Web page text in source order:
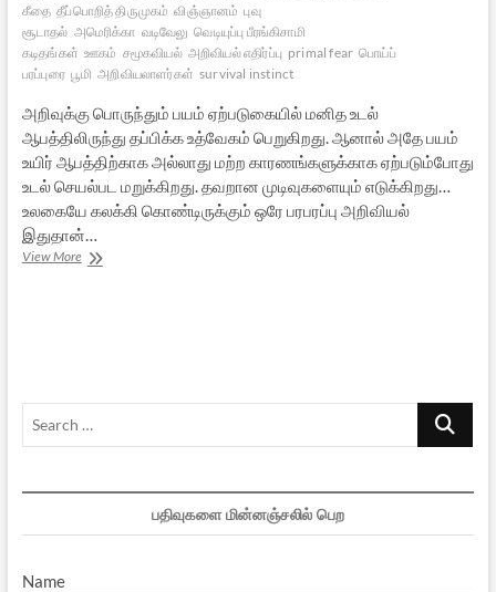
கீதை தீப்பொறித் திருமுகம் விஞ்ஞானம் புவு
சூடாதல் அமெரிக்கா வடிவேலு வெடியுப்பு பீரங்கிசாமி
கடிதங்கள் ஊகம் சமூகவியல் அறிவியல் எதிர்ப்பு primal fear பொய்ப்
பரப்புரை பூமி அறிவியலாளர்கள் survival instinct
அறிவுக்கு பொருந்தும் பயம் ஏற்படுகையில் மனித உடல்
ஆபத்திலிருந்து தப்பிக்க உத்வேகம் பெறுகிறது. ஆனால் அதே பயம்
உயிர் ஆபத்திற்காக அல்லாது மற்ற காரணங்களுக்காக ஏற்படும்போது
உடல் செயல்பட மறுக்கிறது. தவறான முடிவுகளையும் எடுக்கிறது…
உலகையே கலக்கி கொண்டிருக்கும் ஒரே பரபரப்பு அறிவியல்
இதுதான்…
View Moreபொய்கள்
Search
பதிவுகளை மின்னஞ்சலில் பெற
Name